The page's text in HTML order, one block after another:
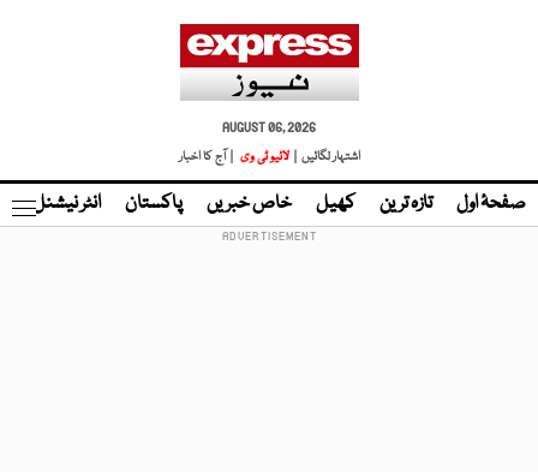
AUGUST 06, 2026
اشتہار لگائیں |
لائیو ٹی وی | آج کا اخبار
صفحۂ اول تازہ ترین کھیل خاص خبریں پاکستان انٹر نیشنل